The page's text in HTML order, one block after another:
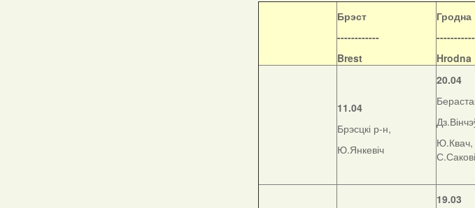
Брэст
------------
Brest
Гродна
Hrodna
11.04
Брэсцкі р-н,
Ю.Янкевіч
20.04
Ю.Квач,
19.03